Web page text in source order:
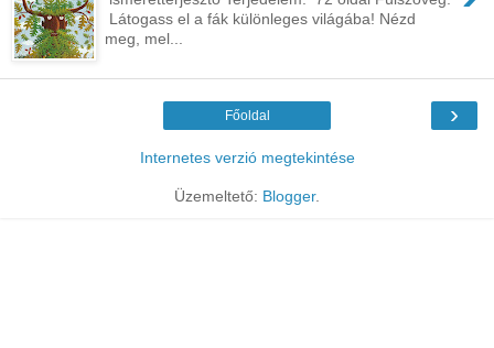
Látogass el a fák különleges világába! Nézd
meg, mel...
›
Főoldal
Internetes verzió megtekintése
Üzemeltető: Blogger.